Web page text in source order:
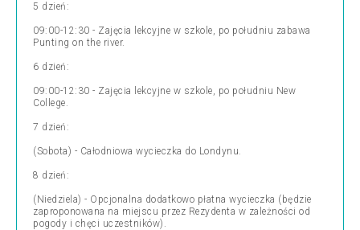
5 dzień:
09:00-12:30 - Zajęcia lekcyjne w szkole, po południu zabawa
Punting on the river.
6 dzień:
09:00-12:30 - Zajęcia lekcyjne w szkole, po południu New
College.
7 dzień:
(Sobota) - Całodniowa wycieczka do Londynu.
8 dzień:
(Niedziela) - Opcjonalna dodatkowo płatna wycieczka (będzie
zaproponowana na miejscu przez Rezydenta w zależności od
pogody i chęci uczestników).